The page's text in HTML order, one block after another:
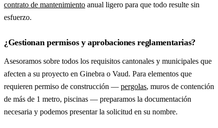
contrato de mantenimiento anual ligero para que todo resulte sin
esfuerzo.
¿Gestionan permisos y aprobaciones reglamentarias?
Asesoramos sobre todos los requisitos cantonales y municipales que
afecten a su proyecto en Ginebra o Vaud. Para elementos que
requieren permiso de construcción — pergolas, muros de contención
de más de 1 metro, piscinas — preparamos la documentación
necesaria y podemos presentar la solicitud en su nombre.